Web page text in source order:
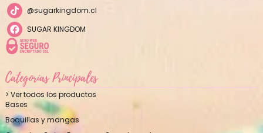
@sugarkingdom.cl
SUGAR KINGDOM
Categorías Principales
> Ver todos los productos
Bases
Boquillas y mangas